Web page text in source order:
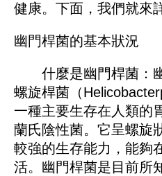
健康。下面，我們就來
幽門桿菌的基本狀況
什麼是幽門桿菌：幽
螺旋桿菌（
一種主要生存在人類的
蘭氏陰性菌。它呈螺旋
較強的生存能力，能夠
活。幽門桿菌是目前所